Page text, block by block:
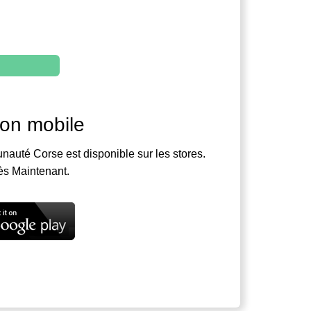
mobile
Corse est disponible sur les stores.
Maintenant.